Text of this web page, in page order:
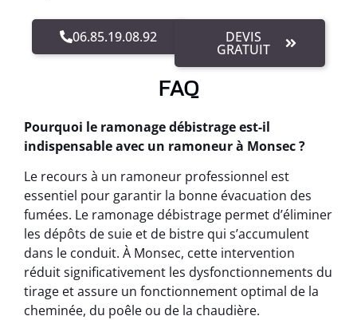
06.85.19.08.92 DEVIS
GRATUIT
FAQ
Pourquoi le ramonage débistrage est-il
indispensable avec un ramoneur à Monsec ?
Le recours à un ramoneur professionnel est
essentiel pour garantir la bonne évacuation des
fumées. Le ramonage débistrage permet d’éliminer
les dépôts de suie et de bistre qui s’accumulent
dans le conduit. À Monsec, cette intervention
réduit significativement les dysfonctionnements du
tirage et assure un fonctionnement optimal de la
cheminée, du poêle ou de la chaudière.